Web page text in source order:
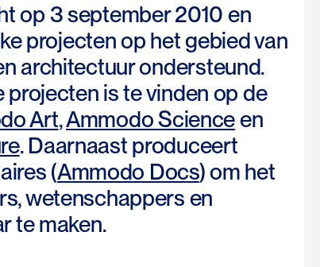
op 3 september 2010 en
projecten op het gebied van
architectuur ondersteund.
projecten is te vinden op de
Art,Ammodo Scienceen
. Daarnaast produceert
(Ammodo Docs) om het
wetenschappers en
te maken.